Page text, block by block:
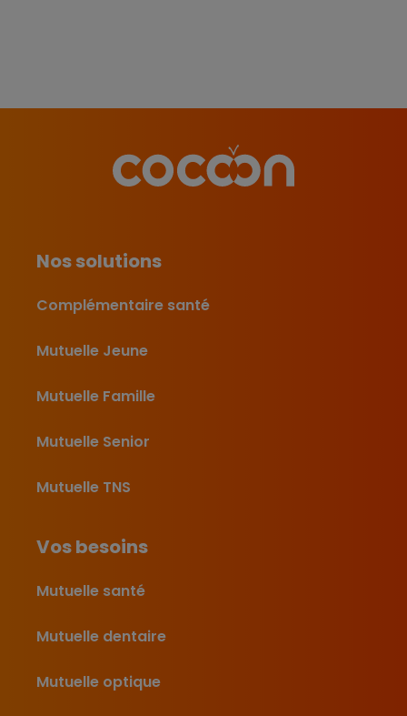
Nos solutions
Complémentaire santé
Mutuelle Jeune
Mutuelle Famille
Mutuelle Senior
Mutuelle TNS
Vos besoins
Mutuelle santé
Mutuelle dentaire
Mutuelle optique